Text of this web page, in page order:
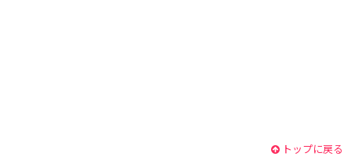
トップに戻る